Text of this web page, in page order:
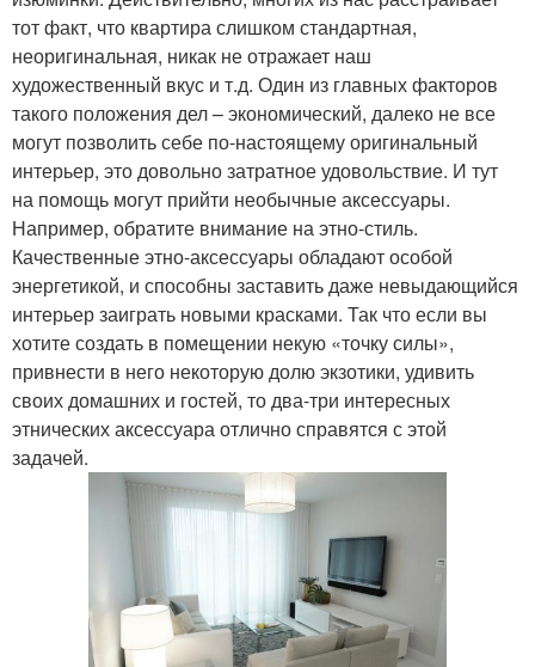
тот факт, что квартира слишком стандартная,
неоригинальная, никак не отражает наш
художественный вкус и т.д. Один из главных факторов
такого положения дел – экономический, далеко не все
могут позволить себе по-настоящему оригинальный
интерьер, это довольно затратное удовольствие. И тут
на помощь могут прийти необычные аксессуары.
Например, обратите внимание на этно-стиль.
Качественные этно-аксессуары обладают особой
энергетикой, и способны заставить даже невыдающийся
интерьер заиграть новыми красками. Так что если вы
хотите создать в помещении некую «точку силы»,
привнести в него некоторую долю экзотики, удивить
своих домашних и гостей, то два-три интересных
этнических аксессуара отлично справятся с этой
задачей.